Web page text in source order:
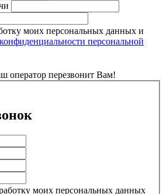
моих персональных данных и
персональной
оператор перезвонит Вам!